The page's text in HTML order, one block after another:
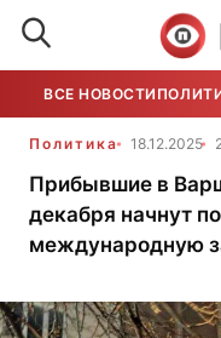
ВСЕ НОВОСТИ
Политика 18.12.2025
Прибывшие в
декабря начнут
международную